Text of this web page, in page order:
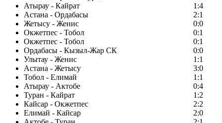
Атырау - Кайрат
1:4
Астана - Ордабасы
2:1
Жетысу - Женис
0:0
Окжетпес - Тобол
0:1
Окжетпес - Тобол
0:1
Ордабасы - Кызыл-Жар СК
0:0
Улытау - Женис
1:1
Астана - Жетысу
3:0
Тобол - Елимай
1:1
Атырау - Актобе
0:4
Туран - Кайрат
1:2
Кайсар - Окжетпес
2:2
Елимай - Кайсар
2:0